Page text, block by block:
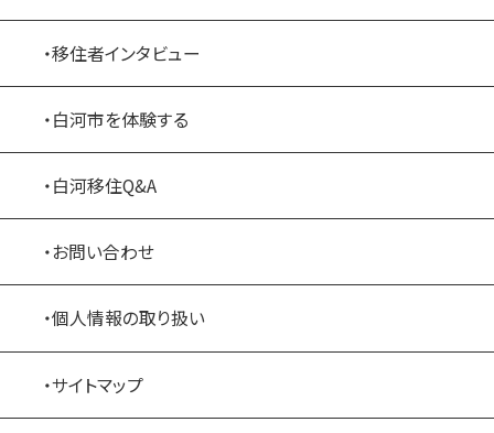
・移住者インタビュー
・白河市を体験する
・白河移住Q&A
・お問い合わせ
・個人情報の取り扱い
・サイトマップ